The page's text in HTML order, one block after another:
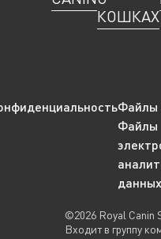
КОШКАХ
Файлы
Файлы
данных
©2026 Royal Canin
Входит в группу